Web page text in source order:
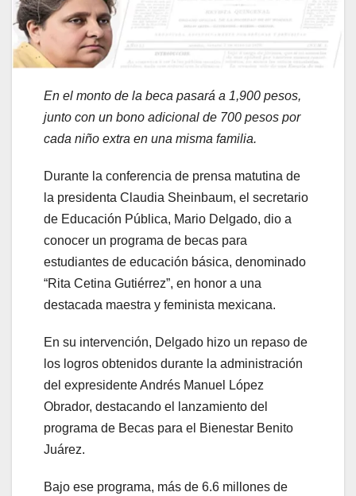
En el monto de la beca pasará a 1,900 pesos,
junto con un bono adicional de 700 pesos por
cada niño extra en una misma familia.
Durante la conferencia de prensa matutina de
la presidenta Claudia Sheinbaum, el secretario
de Educación Pública, Mario Delgado, dio a
conocer un programa de becas para
estudiantes de educación básica, denominado
“Rita Cetina Gutiérrez”, en honor a una
destacada maestra y feminista mexicana.
En su intervención, Delgado hizo un repaso de
los logros obtenidos durante la administración
del expresidente Andrés Manuel López
Obrador, destacando el lanzamiento del
programa de Becas para el Bienestar Benito
Juárez.
Bajo ese programa, más de 6.6 millones de